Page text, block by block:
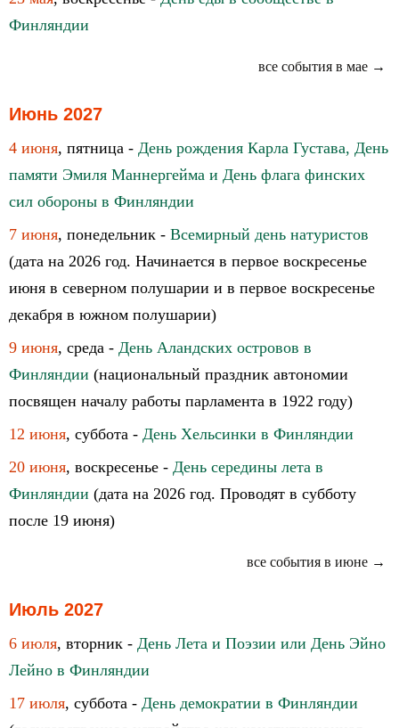
Финляндии
все события в мае →
Июнь 2027
4 июня, пятница - День рождения Карла Густава, День
памяти Эмиля Маннергейма и День флага финских
сил обороны в Финляндии
7 июня, понедельник - Всемирный день натуристов
(дата на 2026 год. Начинается в первое воскресенье
июня в северном полушарии и в первое воскресенье
декабря в южном полушарии)
9 июня, среда - День Аландских островов в
Финляндии (национальный праздник автономии
посвящен началу работы парламента в 1922 году)
12 июня, суббота - День Хельсинки в Финляндии
20 июня, воскресенье - День середины лета в
Финляндии (дата на 2026 год. Проводят в субботу
после 19 июня)
все события в июне →
Июль 2027
6 июля, вторник - День Лета и Поэзии или День Эйно
Лейно в Финляндии
17 июля, суббота - День демократии в Финляндии